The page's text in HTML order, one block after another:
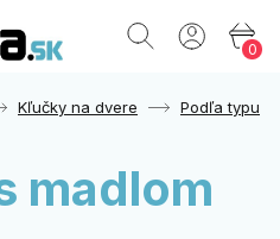
0
Kľučky na dvere
Podľa typu
madlom